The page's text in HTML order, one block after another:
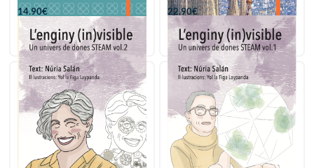
14.90€
Afegir
22.90€
Afegir
L’enginy (in)visible. Un
L’enginy (in)visible. Un